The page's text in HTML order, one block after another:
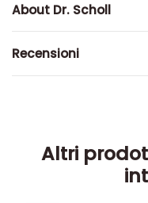
About Dr. Scholl
Recensioni
Altri